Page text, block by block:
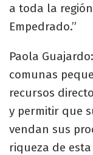
a toda la
Empedrado.”
Paola
comunas
recursos
y permitir que
vendan sus
riqueza de